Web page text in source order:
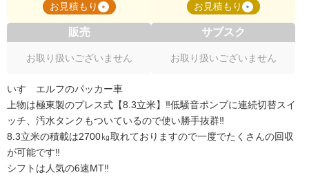
お見積もり お見積もり
販売
お取り扱いございません
サブスク
お取り扱いございません
いすゞエルフのパッカー車
上物は極東製のプレス式【8.3立米】‼低騒音ポンプに連続切替スイ
ッチ、汚水タンクもついているので使い勝手抜群‼
8.3立米の積載は2700㎏取れておりますので一度でたくさんの回収
が可能です‼
シフトは人気の6速MT‼